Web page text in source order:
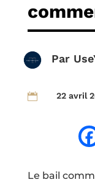
Par
 22 avril
Le bail